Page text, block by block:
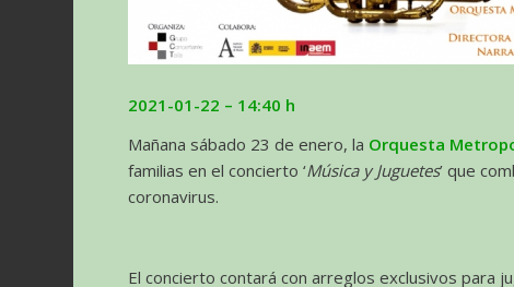
2021-01-22 – 14:40 h
Mañana sábado 23 de enero, la Orquesta
familias en el concierto ‘Música y Juguetes’ que
coronavirus.
El concierto contará con arreglos exclusivos para